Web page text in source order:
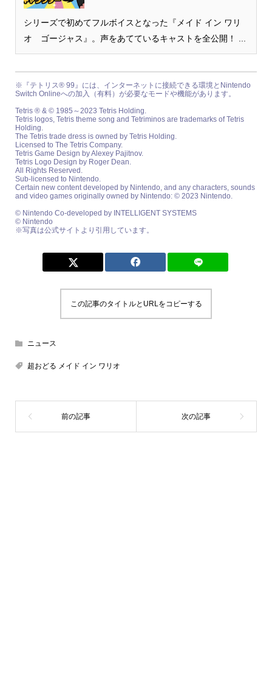
シリーズで初めてフルボイスとなった『メイド イン ワリ
オ ゴージャス』。声をあてているキャストを全公開！ ...
※『テトリス® 99』には、インターネットに接続できる環境とNintendo
Switch Onlineへの加入（有料）が必要なモードや機能があります。
Tetris ® & © 1985～2023 Tetris Holding.
Tetris logos, Tetris theme song and Tetriminos are trademarks of Tetris
Holding.
The Tetris trade dress is owned by Tetris Holding.
Licensed to The Tetris Company.
Tetris Game Design by Alexey Pajitnov.
Tetris Logo Design by Roger Dean.
All Rights Reserved.
Sub-licensed to Nintendo.
Certain new content developed by Nintendo, and any characters, sounds
and video games originally owned by Nintendo: © 2023 Nintendo.
© Nintendo Co-developed by INTELLIGENT SYSTEMS
© Nintendo
※写真は公式サイトより引用しています。
この記事のタイトルとURLをコピーする
ニュース
超おどる メイド イン ワリオ